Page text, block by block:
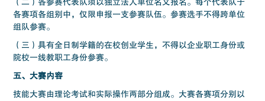
各赛项各组别中，仅限申报一支参赛队伍。参赛选手不得跨单位
组队参赛。
（三）具有全日制学籍的在校创业学生，不得以企业职工身份或
院校一线教职工身份参赛。
五、大赛内容
技能大赛由理论考试和实际操作两部分组成。大赛各赛项分别以